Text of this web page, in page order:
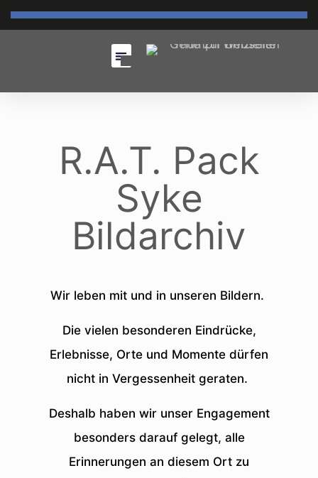
R.A.T. Pack
Syke
Bildarchiv
Wir leben mit und in unseren Bildern.
Die vielen besonderen Eindrücke,
Erlebnisse, Orte und Momente dürfen
nicht in Vergessenheit geraten.
Deshalb haben wir unser Engagement
besonders darauf gelegt, alle
Erinnerungen an diesem Ort zu